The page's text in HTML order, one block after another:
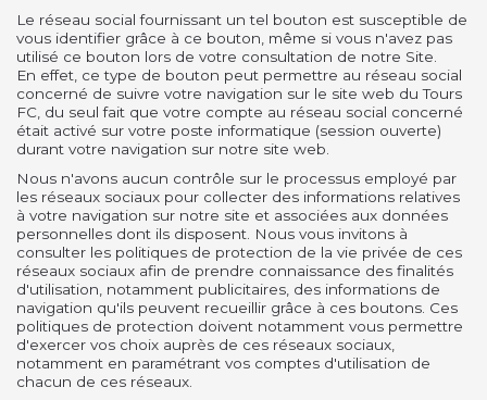
Le réseau social fournissant un tel bouton est susceptible de
vous identifier grâce à ce bouton, même si vous n'avez pas
utilisé ce bouton lors de votre consultation de notre Site.
En effet, ce type de bouton peut permettre au réseau social
concerné de suivre votre navigation sur le site web du Tours
FC, du seul fait que votre compte au réseau social concerné
était activé sur votre poste informatique (session ouverte)
durant votre navigation sur notre site web.
Nous n'avons aucun contrôle sur le processus employé par
les réseaux sociaux pour collecter des informations relatives
à votre navigation sur notre site et associées aux données
personnelles dont ils disposent. Nous vous invitons à
consulter les politiques de protection de la vie privée de ces
réseaux sociaux afin de prendre connaissance des finalités
d'utilisation, notamment publicitaires, des informations de
navigation qu'ils peuvent recueillir grâce à ces boutons. Ces
politiques de protection doivent notamment vous permettre
d'exercer vos choix auprès de ces réseaux sociaux,
notamment en paramétrant vos comptes d'utilisation de
chacun de ces réseaux.